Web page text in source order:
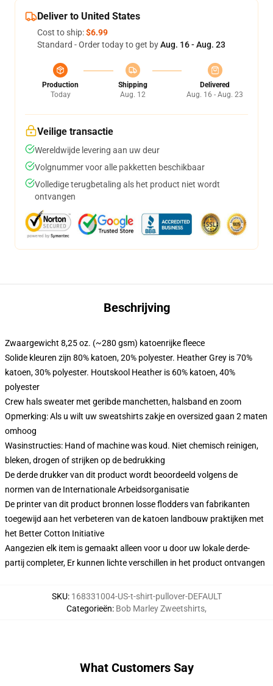
Deliver to United States
Cost to ship:$6.99
Standard - Order today to get byAug. 16 - Aug. 23
Production
Today
Shipping
Aug. 12
Delivered
Aug. 16 - Aug. 23
Veilige transactie
Wereldwijde levering aan uw deur
Volgnummer voor alle pakketten beschikbaar
Volledige terugbetaling als het product niet wordt
ontvangen
Beschrijving
Zwaargewicht 8,25 oz. (~280 gsm) katoenrijke fleece
Solide kleuren zijn 80% katoen, 20% polyester. Heather Grey is 70%
katoen, 30% polyester. Houtskool Heather is 60% katoen, 40%
polyester
Crew hals sweater met geribde manchetten, halsband en zoom
Opmerking: Als u wilt uw sweatshirts zakje en oversized gaan 2 maten
omhoog
Wasinstructies: Hand of machine was koud. Niet chemisch reinigen,
bleken, drogen of strijken op de bedrukking
De derde drukker van dit product wordt beoordeeld volgens de
normen van de Internationale Arbeidsorganisatie
De printer van dit product bronnen losse flodders van fabrikanten
toegewijd aan het verbeteren van de katoen landbouw praktijken met
het Better Cotton Initiative
Aangezien elk item is gemaakt alleen voor u door uw lokale derde-
partij completer, Er kunnen lichte verschillen in het product ontvangen
SKU: 168331004-US-t-shirt-pullover-DEFAULT
Categorieën: Bob Marley Zweetshirts,
What Customers Say